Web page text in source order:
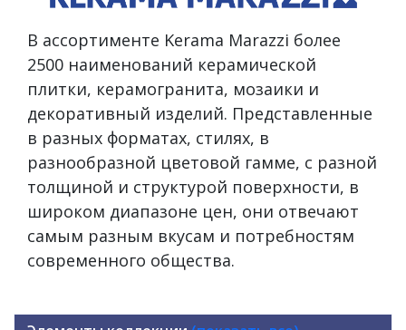
В ассортименте Kerama Marazzi более
2500 наименований керамической
плитки, керамогранита, мозаики и
декоративный изделий. Представленные
в разных форматах, стилях, в
разнообразной цветовой гамме, с разной
толщиной и структурой поверхности, в
широком диапазоне цен, они отвечают
самым разным вкусам и потребностям
современного общества.